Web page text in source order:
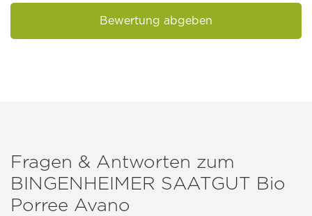
Bewertung abgeben
Fragen & Antworten zum
BINGENHEIMER SAATGUT Bio
Porree Avano